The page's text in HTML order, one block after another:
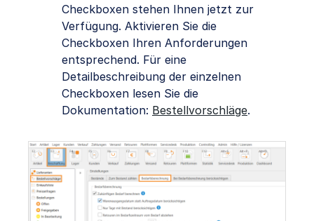
Checkboxen stehen Ihnen jetzt zur
Verfügung. Aktivieren Sie die
Checkboxen Ihren Anforderungen
entsprechend. Für eine
Detailbeschreibung der einzelnen
Checkboxen lesen Sie die
Dokumentation: Bestellvorschläge.